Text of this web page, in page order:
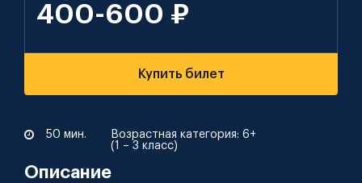
50 мин.
Возрастная категория: 6+
(1 – 3 класс)
Описание
400-600 ₽
Купить билет